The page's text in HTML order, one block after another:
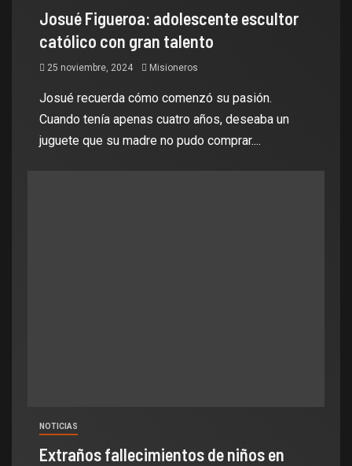
Josué Figueroa: adolescente escultor
católico con gran talento
25 noviembre, 2024 Misioneros
Josué recuerda cómo comenzó su pasión.
Cuando tenía apenas cuatro años, deseaba un
juguete que su madre no pudo comprar....
NOTICIAS
Extraños fallecimientos de niños en